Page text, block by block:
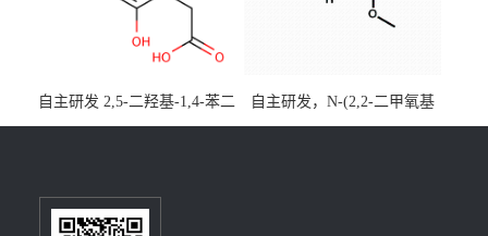
自主研发 2,5-二羟基-1,4-苯二
乙酸CAS号5488-16-4；公斤
百公斤级可供应
自主研发，N-(2,2-二甲氧基
乙基)丙烯酰胺CAS号49707-